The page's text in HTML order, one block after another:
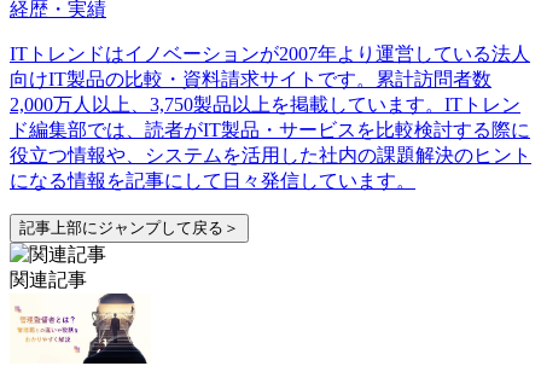
経歴・実績
ITトレンドはイノベーションが2007年より運営している法人
向けIT製品の比較・資料請求サイトです。累計訪問者数
2,000万人以上、3,750製品以上を掲載しています。ITトレン
ド編集部では、読者がIT製品・サービスを比較検討する際に
役立つ情報や、システムを活用した社内の課題解決のヒント
になる情報を記事にして日々発信しています。
記事上部にジャンプして戻る＞
関連記事